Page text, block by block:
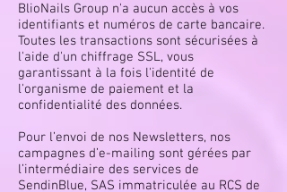
BlioNails Group n'a aucun accès à vos
identifiants et numéros de carte bancaire.
Toutes les transactions sont sécurisées à
l'aide d'un chiffrage SSL, vous
garantissant à la fois l'identité de
l'organisme de paiement et la
confidentialité des données.
Pour l’envoi de nos Newsletters, nos
campagnes d’e-mailing sont gérées par
l’intermédiaire des services de
SendinBlue, SAS immatriculée au RCS de